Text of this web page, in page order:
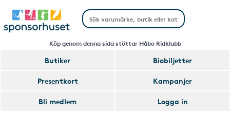
Köp genom denna sida stöttar Håbo Ridklubb
Butiker
Biobiljetter
Presentkort
Kampanjer
Bli medlem
Logga in